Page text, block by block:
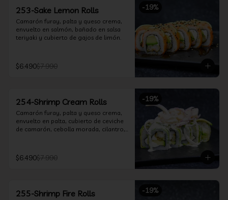
-19%
253-Sake Lemon Rolls
Camarón furay, palta y queso crema,
envuelto en salmón, bañado en salsa
teriyaki y cubierto de gajos de limón.
$6.490$7.990
-19%
254-Shrimp Cream Rolls
Camarón furay, palta y queso crema,
envuelto en palta, cubierto de ceviche
de camarón, cebolla morada, cilantro,
$6.490$7.990
-19%
255-Shrimp Fire Rolls